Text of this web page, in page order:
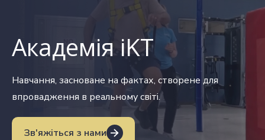
Академія iKT
Навчання, засноване на фактах, створене для
впровадження в реальному світі.
Зв'яжіться з нами